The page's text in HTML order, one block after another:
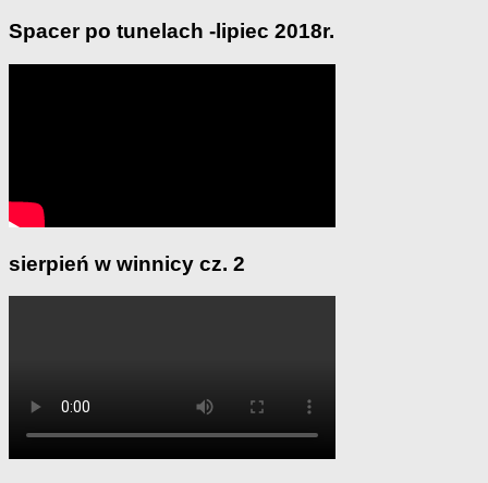
Spacer po tunelach -lipiec 2018r.
sierpień w winnicy cz. 2